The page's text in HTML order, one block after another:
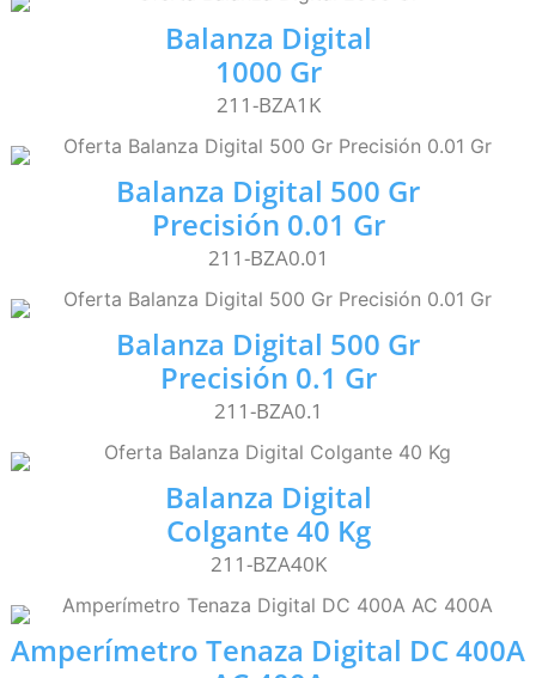
Balanza Digital
1000 Gr
211-BZA1K
Balanza Digital 500 Gr
Precisión 0.01 Gr
211-BZA0.01
Balanza Digital 500 Gr
Precisión 0.1 Gr
211-BZA0.1
Balanza Digital
Colgante 40 Kg
211-BZA40K
Amperímetro Tenaza Digital DC 400A